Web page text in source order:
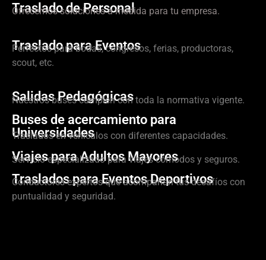
Traslado de Personal
Ofrecemos soluciones a medida para tu empresa.
Traslado para Eventos
Perfectos para bodas, congresos, ferias, productoras,
scout, etc.
Salidas Pedagógicas
Nuestros buses cumplen con toda la normativa vigente.
Buses de acercamiento para
Universidades
Traslados en vehículos con diferentes capacidades.
Viajes para Adultos Mayores
Servicio especializado para viajes cómodos y seguros.
Traslados para Eventos Deportivos
Conductores expertos que acompañan tus desafíos con
puntualidad y seguridad.